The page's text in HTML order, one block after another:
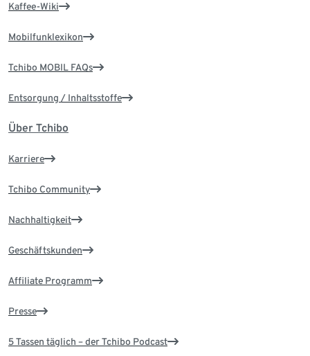
Kaffee-Wiki
Mobilfunklexikon
Tchibo MOBIL FAQs
Entsorgung / Inhaltsstoffe
Über Tchibo
Karriere
Tchibo Community
Nachhaltigkeit
Geschäftskunden
Affiliate Programm
Presse
5 Tassen täglich – der Tchibo Podcast